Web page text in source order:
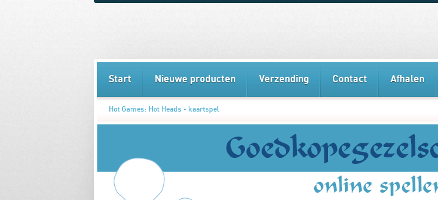
Start Nieuwe producten Verzending Contact Afhalen
Hot Games: Hot Heads - kaartspel